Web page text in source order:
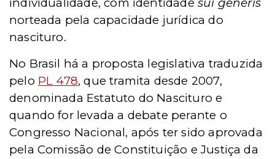
individualidade, com identidade sui generis
norteada pela capacidade jurídica do
nascituro.
No Brasil há a proposta legislativa traduzida
pelo PL 478, que tramita desde 2007,
denominada Estatuto do Nascituro e
quando for levada a debate perante o
Congresso Nacional, após ter sido aprovada
pela Comissão de Constituição e Justiça da